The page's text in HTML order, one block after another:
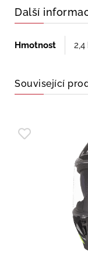
Další
Hmotnost 2,4
Související